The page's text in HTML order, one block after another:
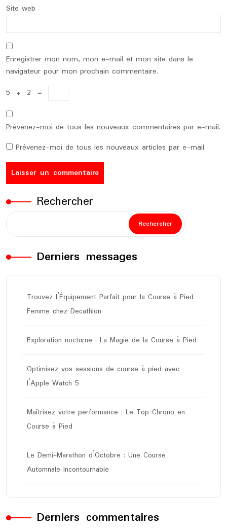
Site web
Enregistrer mon nom, mon e-mail et mon site dans le
navigateur pour mon prochain commentaire.
5 + 2 =
Prévenez-moi de tous les nouveaux commentaires par e-mail.
Prévenez-moi de tous les nouveaux articles par e-mail.
Rechercher
Rechercher
Derniers messages
Trouvez l’Équipement Parfait pour la Course à Pied
Femme chez Decathlon
Exploration nocturne : La Magie de la Course à Pied
Optimisez vos sessions de course à pied avec
l’Apple Watch 5
Maîtrisez votre performance : Le Top Chrono en
Course à Pied
Le Demi-Marathon d’Octobre : Une Course
Automnale Incontournable
Derniers commentaires